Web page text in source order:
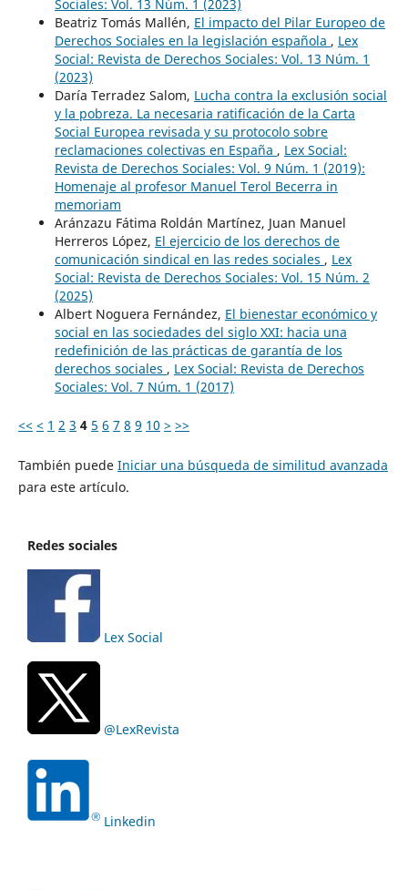
Sociales: Vol. 13 Núm. 1 (2023)
Beatriz Tomás Mallén, El impacto del Pilar Europeo de
Derechos Sociales en la legislación española , Lex
Social: Revista de Derechos Sociales: Vol. 13 Núm. 1
(2023)
Daría Terradez Salom, Lucha contra la exclusión social
y la pobreza. La necesaria ratificación de la Carta
Social Europea revisada y su protocolo sobre
reclamaciones colectivas en España , Lex Social:
Revista de Derechos Sociales: Vol. 9 Núm. 1 (2019):
Homenaje al profesor Manuel Terol Becerra in
memoriam
Aránzazu Fátima Roldán Martínez, Juan Manuel
Herreros López, El ejercicio de los derechos de
comunicación sindical en las redes sociales , Lex
Social: Revista de Derechos Sociales: Vol. 15 Núm. 2
(2025)
Albert Noguera Fernández, El bienestar económico y
social en las sociedades del siglo XXI: hacia una
redefinición de las prácticas de garantía de los
derechos sociales , Lex Social: Revista de Derechos
Sociales: Vol. 7 Núm. 1 (2017)
<< < 1 2 3 4 5 6 7 8 9 10 > >>
También puede Iniciar una búsqueda de similitud avanzada
para este artículo.
Redes sociales
Lex Social
@LexRevista
Linkedin